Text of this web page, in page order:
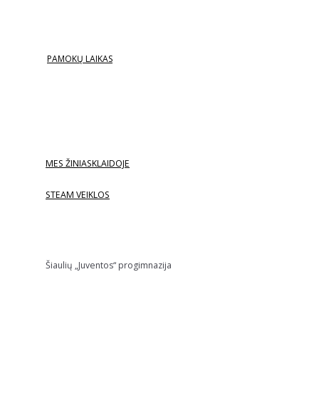
PAMOKŲ LAIKAS
MES ŽINIASKLAIDOJE
STEAM VEIKLOS
Šiaulių „Juventos“ progimnazija